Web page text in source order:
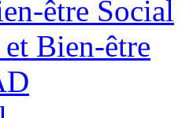
être Social
et Bien-être